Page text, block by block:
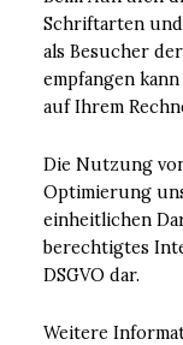
Schriftarten und
als Besucher
empfangen
auf Ihrem
Die Nutzung
Optimierung
einheitlichen
berechtigtes
DSGVO dar.
Weitere